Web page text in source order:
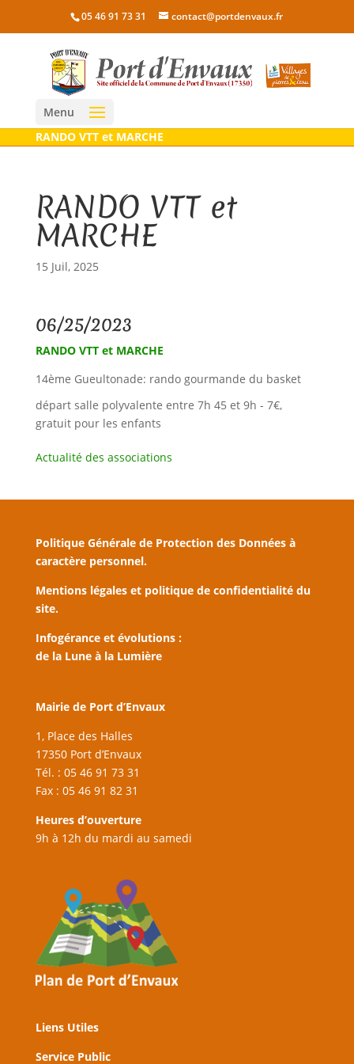
05 46 91 73 31 contact@portdenvaux.fr
Menu
RANDO VTT et MARCHE
RANDO VTT et
MARCHE
15 Juil, 2025
06/25/2023
RANDO VTT et MARCHE
14ème Gueultonade: rando gourmande du basket
départ salle polyvalente entre 7h 45 et 9h - 7€,
gratuit pour les enfants
Actualité des associations
Politique Générale de Protection des Données à
caractère personnel.
Mentions légales et politique de confidentialité du
site.
Infogérance et évolutions :
de la Lune à la Lumière
Mairie de Port d’Envaux
1, Place des Halles
17350 Port d’Envaux
Tél. : 05 46 91 73 31
Fax : 05 46 91 82 31
Heures d’ouverture
9h à 12h du mardi au samedi
Liens Utiles
Service Public